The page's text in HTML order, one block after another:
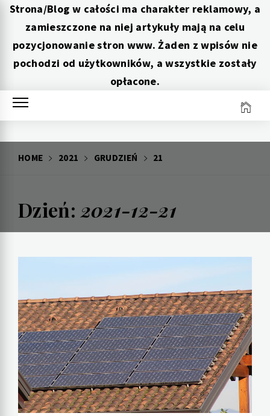
Strona/Blog w całości ma charakter reklamowy, a
zamieszczone na niej artykuły mają na celu
pozycjonowanie stron www. Żaden z wpisów nie
pochodzi od użytkowników, a wszystkie zostały
opłacone.
Skip
HOME 2021 GRUDZIEŃ 21
Dzień: 2021-12-21